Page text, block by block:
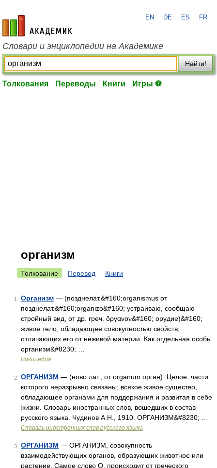
academic.ru
EN DE ES FR
Словари и энциклопедии на Академике
Найти!
Толкования Переводы Книги Игры ⚽
организм
Толкование Перевод Книги
1 Организм — (позднелат.&#160;organismus от
позднелат.&#160;organizo&#160; устраиваю, сообщаю
стройный вид, от др. греч. ὄργανον&#160; орудие)&#160;
живое тело, обладающее совокупностью свойств,
отличающих его от неживой материи. Как отдельная особь
организм&#8230; …
Википедия
2 ОРГАНИЗМ — (ново лат., от organum орган). Целое, части
которого неразрывно связаны; всякое живое существо,
обладающее органами для поддержания и развитая в себе
жизни. Словарь иностранных слов, вошедших в состав
русского языка. Чудинов А.Н., 1910. ОРГАНИЗМ&#8230; …
Словарь иностранных слов русского языка
3 ОРГАНИЗМ — ОРГАНИЗМ, совокупность
взаимодействующих органов, образующих животное или
растение. Самое слово О. происходит от греческого